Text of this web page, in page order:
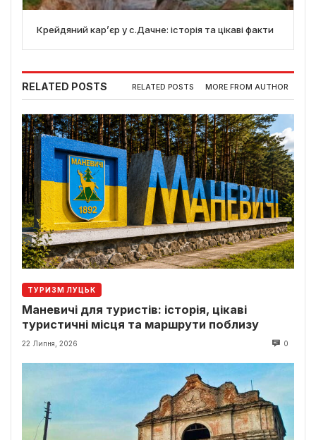
Крейдяний кар’єр у с.Дачне: історія та цікаві факти
RELATED POSTS RELATED POSTS MORE FROM AUTHOR
ТУРИЗМ ЛУЦЬК
Маневичі для туристів: історія, цікаві
туристичні місця та маршрути поблизу
22 Липня, 2026 0